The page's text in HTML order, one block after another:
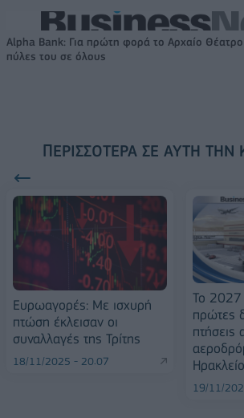
Alpha Bank: Για πρώτη φορά το Αρχαίο Θέατρο
πύλες του σε όλους
ΠΕΡΙΣΣΌΤΕΡΑ ΣΕ ΑΥΤΉ ΤΗΝ
Ευρωαγορές: Με ισχυρή
πτώση έκλεισαν οι
συναλλαγές της Τρίτης
18/11/2025 - 20:07
Το 2027
πρώτες
πτήσεις
19/11/